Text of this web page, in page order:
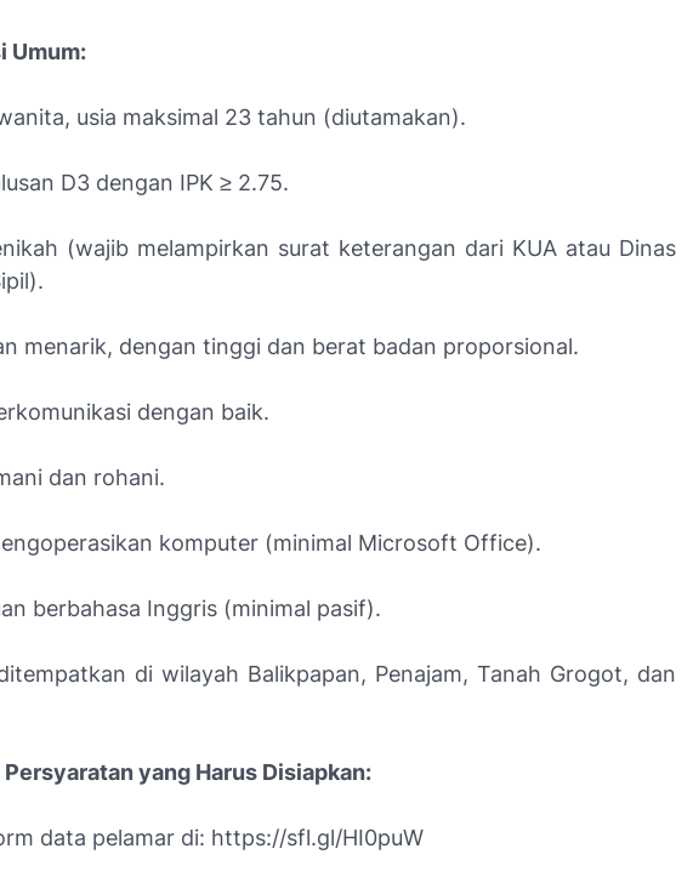
Umum:
usia maksimal 23 tahun (diutamakan).
D3 dengan IPK ≥ 2.75.
(wajib melampirkan surat keterangan dari KUA atau Dinas
menarik, dengan tinggi dan berat badan proporsional.
dengan baik.
dan rohani.
komputer (minimal Microsoft Office).
berbahasa Inggris (minimal pasif).
di wilayah Balikpapan, Penajam, Tanah Grogot, dan
yang Harus Disiapkan:
data pelamar di: https://sfl.gl/HI0puW